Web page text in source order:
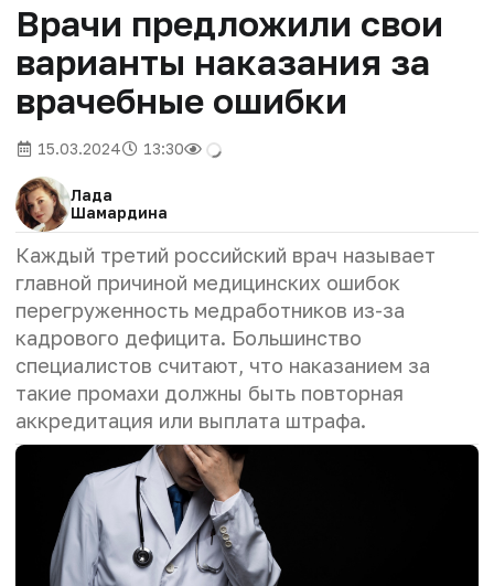
Врачи предложили свои
варианты наказания за
врачебные ошибки
15.03.2024 13:30
Лада
Шамардина
Каждый третий российский врач называет
главной причиной медицинских ошибок
перегруженность медработников из-за
кадрового дефицита. Большинство
специалистов считают, что наказанием за
такие промахи должны быть повторная
аккредитация или выплата штрафа.